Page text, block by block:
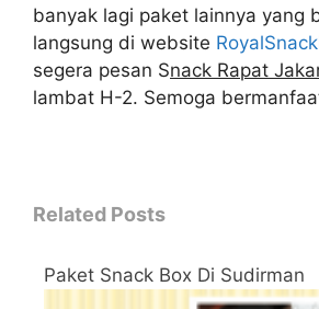
banyak lagi paket lainnya yang
langsung di website
segera pesan Snack Rapat
lambat H-2. Semoga
Related Posts
Paket Snack Box Di Sudirman